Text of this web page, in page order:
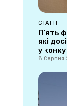
СТАТТІ
П’ять
які
у
8 Серпня